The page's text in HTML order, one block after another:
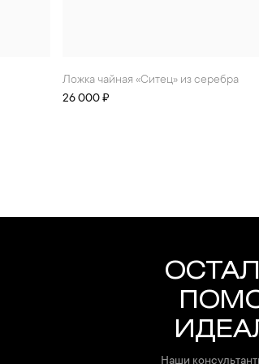
Ложка чайная «Ситец» из серебра
26 000 ₽